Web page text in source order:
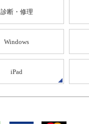
診断・修理
Windows
iPad